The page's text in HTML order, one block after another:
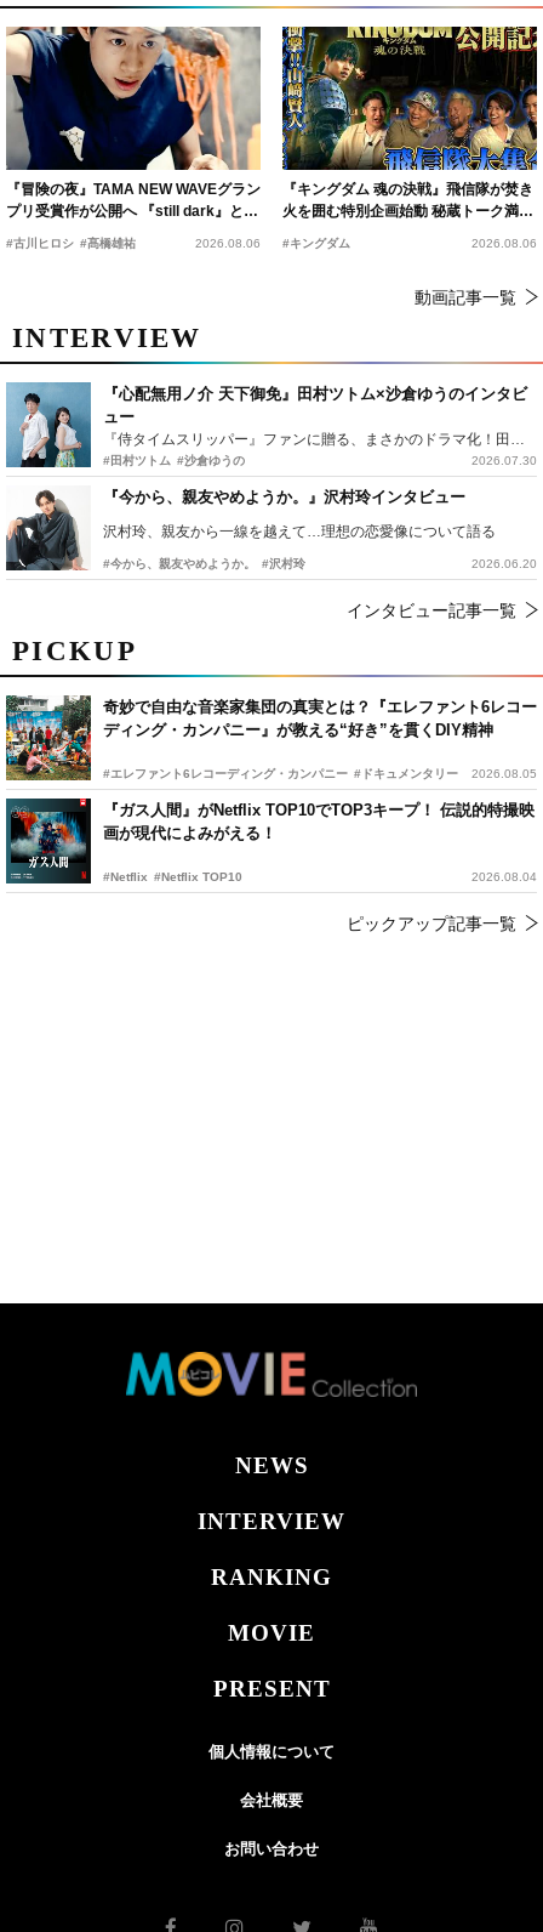
PICKUP
奇妙で自由な音楽家集団の真実とは？『エレファント6レコー
ディング・カンパニー』が教える“好き”を貫くDIY精神
#エレファント6レコーディング・カンパニー #ドキュメンタリー 2026.08.05
『ガス人間』がNetflix TOP10でTOP3キープ！ 伝説的特撮映
画が現代によみがえる！
#Netflix #Netflix TOP10 2026.08.04
ピックアップ記事一覧
『冒険の夜』TAMA NEW WAVEグラン
プリ受賞作が公開へ 『still dark』と同
時上映決定
#古川ヒロシ #髙橋雄祐 2026.08.06
『キングダム 魂の決戦』飛信隊が焚き
火を囲む特別企画始動 秘蔵トーク満載
の“キングダムキャンプ”開催
#キングダム 2026.08.06
動画記事一覧
INTERVIEW
『心配無用ノ介 天下御免』田村ツトム×沙倉ゆうのインタビ
ュー
『侍タイムスリッパー』ファンに贈る、まさかのドラマ化！田村ツトム×沙倉ゆうのが語る『心配無用ノ介』撮影秘話
#田村ツトム #沙倉ゆうの 2026.07.30
『今から、親友やめようか。』沢村玲インタビュー
沢村玲、親友から一線を越えて…理想の恋愛像について語る
#今から、親友やめようか。 #沢村玲 2026.06.20
インタビュー記事一覧
NEWS
INTERVIEW
RANKING
MOVIE
PRESENT
個人情報について
会社概要
お問い合わせ